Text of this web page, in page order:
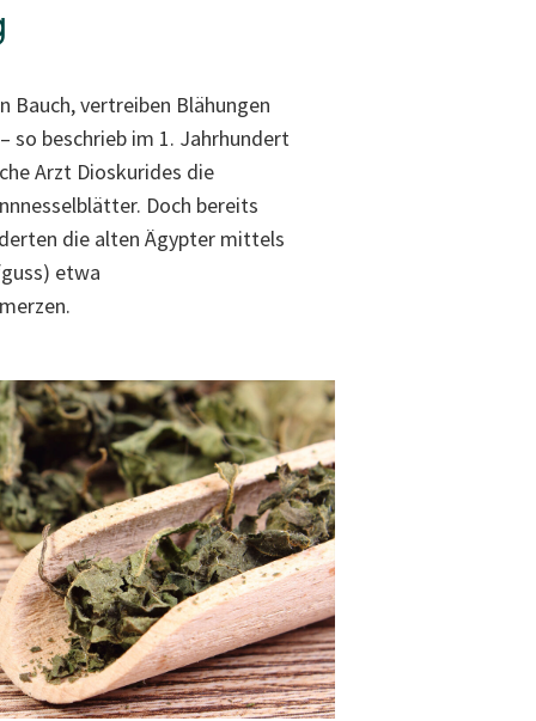
Bauch, vertreiben Blähungen
so beschrieb im 1. Jahrhundert
Arzt Dioskurides die
Doch bereits
die alten Ägypter mittels
etwa